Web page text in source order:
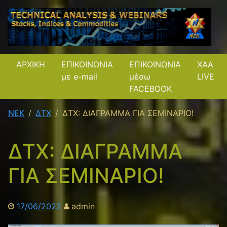
ΑΡΧΙΚΗ
ΕΠΙΚΟΙΝΩΝΙΑ
με e-mail
ΕΠΙΚΟΙΝΩΝΙΑ
μέσω
FACEBOOK
XAA
LIVE
NEK ΔΤΧ ΔΤΧ: ΔΙΑΓΡΑΜΜΑ ΓΙΑ ΣΕΜΙΝΑΡΙΟ!
ΔΤΧ: ΔΙΑΓΡΑΜΜΑ
ΓΙΑ ΣΕΜΙΝΑΡΙΟ!
17/06/2022 admin